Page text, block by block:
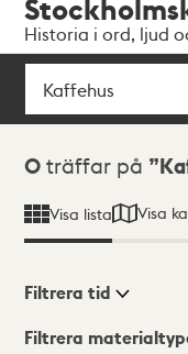
navigationen
huvudinnehållet
Historia i ord, ljud
Sök
Sökresultat
0 träffar på
Visa lista Visa
Visningsläge
Filtrera tid
Filtrera